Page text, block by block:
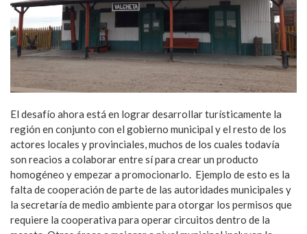
El desafío ahora está en lograr desarrollar turísticamente la
región en conjunto con el gobierno municipal y el resto de los
actores locales y provinciales, muchos de los cuales todavía
son reacios a colaborar entre sí para crear un producto
homogéneo y empezar a promocionarlo. Ejemplo de esto es la
falta de cooperación de parte de las autoridades municipales y
la secretaría de medio ambiente para otorgar los permisos que
requiere la cooperativa para operar circuitos dentro de la